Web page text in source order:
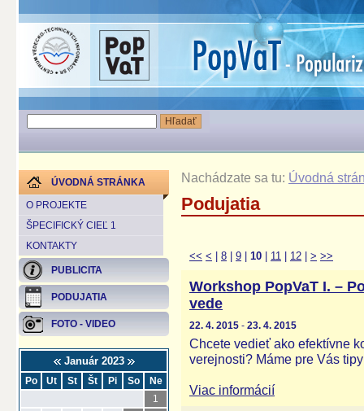
ÚVODNÁ STRÁNKA
O PROJEKTE
ŠPECIFICKÝ CIEĽ 1
KONTAKTY
PUBLICITA
PODUJATIA
FOTO - VIDEO
Január 2023
Po Ut St Št Pi So
Ne
1
Nachádzate sa tu: Úvodná
Podujatia
<< < 8 9 10 11 12 > >>
Workshop PopVaT I. –
vede
22. 4. 2015 - 23. 4. 2015
Chcete vedieť ako efektívne
verejnosti? Máme pre Vás
Viac informácií